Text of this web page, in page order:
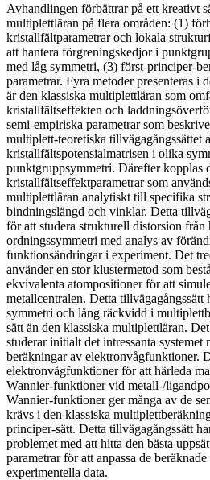
Avhandlingen förbättrar på ett kreativt
multiplettläran på flera områden: (1)
kristallfältparametrar och lokala
att hantera förgreningskedjor i
med låg symmetri, (3) först-principer-
parametrar. Fyra metoder presenteras i
är den klassiska multiplettläran som
kristallfältseffekten och
semi-empiriska parametrar som
multiplett-teoretiska tillvägagångssättet
kristallfältspotensialmatrisen i olika
punktgruppsymmetri. Därefter kopplas
kristallfältseffektparametrar som
multiplettläran analytiskt till specifika
bindningslängd och vinklar. Detta
för att studera strukturell distorsion från
ordningssymmetri med analys av
funktionsändringar i experiment. Det
använder en stor klustermetod som
ekvivalenta atompositioner för att
metallcentralen. Detta
symmetri och lång räckvidd i
sätt än den klassiska multiplettläran.
studerar initialt det intressanta systemet
beräkningar av elektronvågfunktioner.
elektronvågfunktioner för att härleda
Wannier-funktioner vid metall-/
Wannier-funktioner ger många av de
krävs i den klassiska
principer-sätt. Detta tillvägagångssätt
problemet med att hitta den bästa
parametrar för att anpassa de
experimentella data.